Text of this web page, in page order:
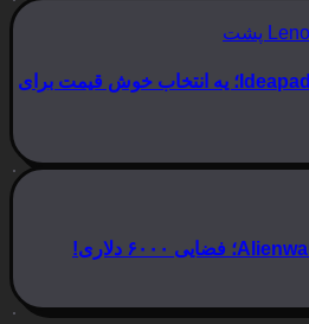
بررسی لپ‌تاپ لنوو Ideapad Pro 5؛ یه انتخاب خوش قیمت برای